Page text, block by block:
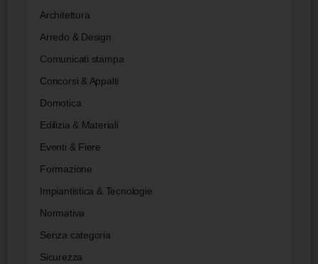
Architettura
Arredo & Design
Comunicati stampa
Concorsi & Appalti
Domotica
Edilizia & Materiali
Eventi & Fiere
Formazione
Impiantistica & Tecnologie
Normativa
Senza categoria
Sicurezza